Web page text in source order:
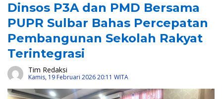
Dinsos P3A dan PMD Bersama
PUPR Sulbar Bahas Percepatan
Pembangunan Sekolah Rakyat
Terintegrasi
Tim Redaksi
Kamis, 19 Februari 2026 20:11 WITA